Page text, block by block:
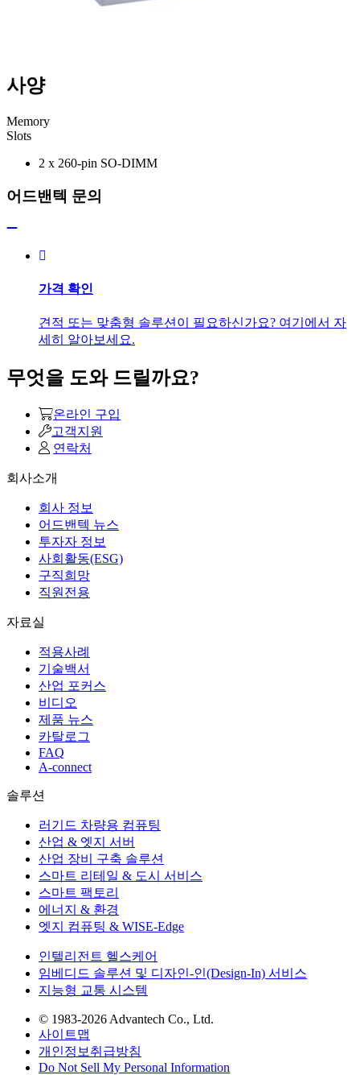
사양
Memory
Slots
2 x 260-pin SO-DIMM
어드밴텍 문의
가격 확인
견적 또는 맞춤형 솔루션이 필요하신가요? 여기에서 자
세히 알아보세요.
무엇을 도와 드릴까요?
온라인 구입
고객지원
연락처
회사소개
회사 정보
어드밴텍 뉴스
투자자 정보
사회활동(ESG)
구직희망
직원전용
자료실
적용사례
기술백서
산업 포커스
비디오
제품 뉴스
카탈로그
FAQ
A-connect
솔루션
러기드 차량용 컴퓨팅
산업 & 엣지 서버
산업 장비 구축 솔루션
스마트 리테일 & 도시 서비스
스마트 팩토리
에너지 & 환경
엣지 컴퓨팅 & WISE-Edge
인텔리전트 헬스케어
임베디드 솔루션 및 디자인-인(Design-In) 서비스
지능형 교통 시스템
© 1983-2026 Advantech Co., Ltd.
사이트맵
개인정보취급방침
Do Not Sell My Personal Information